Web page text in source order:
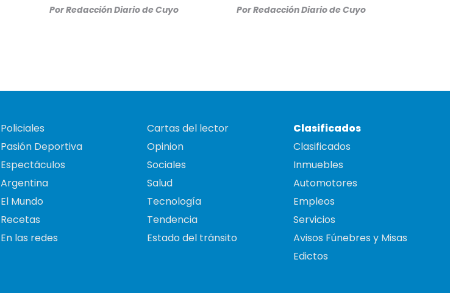
PorRedacción Diario de Cuyo PorRedacción Diario de Cuyo
Policiales
Pasión Deportiva
Espectáculos
Argentina
El Mundo
Recetas
En las redes
Cartas del lector
Opinion
Sociales
Salud
Tecnología
Tendencia
Estado del tránsito
Clasificados
Clasificados
Inmuebles
Automotores
Empleos
Servicios
Avisos Fúnebres y Misas
Edictos